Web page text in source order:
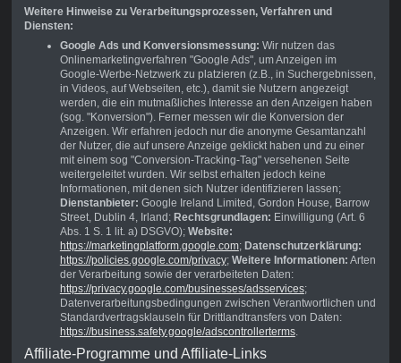
Weitere Hinweise zu Verarbeitungsprozessen, Verfahren und
Diensten:
Google Ads und Konversionsmessung: Wir nutzen das
Onlinemarketingverfahren "Google Ads", um Anzeigen im
Google-Werbe-Netzwerk zu platzieren (z.B., in Suchergebnissen,
in Videos, auf Webseiten, etc.), damit sie Nutzern angezeigt
werden, die ein mutmaßliches Interesse an den Anzeigen haben
(sog. "Konversion"). Ferner messen wir die Konversion der
Anzeigen. Wir erfahren jedoch nur die anonyme Gesamtanzahl
der Nutzer, die auf unsere Anzeige geklickt haben und zu einer
mit einem sog "Conversion-Tracking-Tag" versehenen Seite
weitergeleitet wurden. Wir selbst erhalten jedoch keine
Informationen, mit denen sich Nutzer identifizieren lassen;
Dienstanbieter: Google Ireland Limited, Gordon House, Barrow
Street, Dublin 4, Irland; Rechtsgrundlagen: Einwilligung (Art. 6
Abs. 1 S. 1 lit. a) DSGVO); Website:
https://marketingplatform.google.com; Datenschutzerklärung:
https://policies.google.com/privacy; Weitere Informationen: Arten
der Verarbeitung sowie der verarbeiteten Daten:
https://privacy.google.com/businesses/adsservices;
Datenverarbeitungsbedingungen zwischen Verantwortlichen und
Standardvertragsklauseln für Drittlandtransfers von Daten:
https://business.safety.google/adscontrollerterms.
Affiliate-Programme und Affiliate-Links